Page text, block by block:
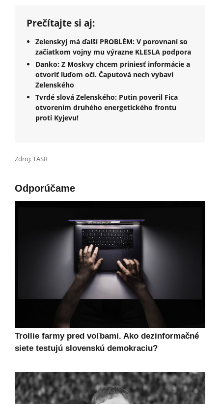
Prečítajte si aj:
Zelenskyj má ďalší PROBLÉM: V porovnaní so
začiatkom vojny mu výrazne KLESLA podpora
Danko: Z Moskvy chcem priniesť informácie a
otvoriť ľuďom oči. Čaputová nech vybaví
Zelenského
Tvrdé slová Zelenského: Putin poveril Fica
otvorením druhého energetického frontu
proti Kyjevu!
Zdroj: TASR
Odporúčame
Trollie farmy pred voľbami. Ako dezinformačné
siete testujú slovenskú demokraciu?